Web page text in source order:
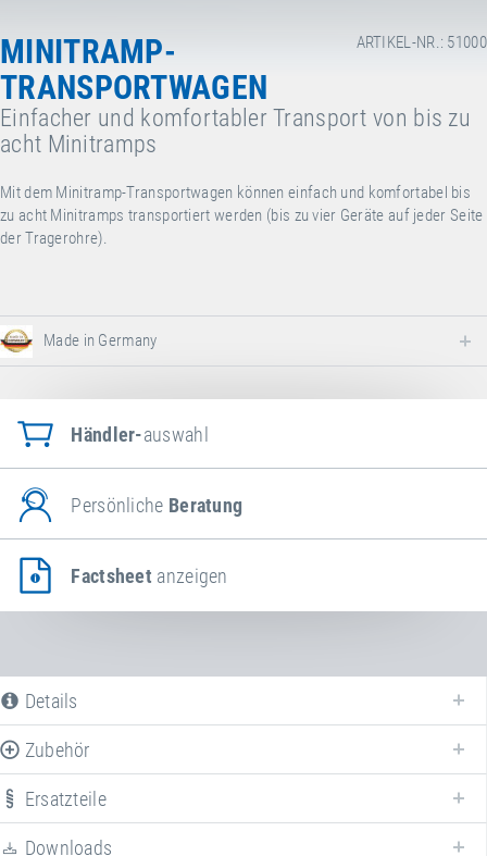
ARTIKEL-NR.: 51000
MINITRAMP-
TRANSPORTWAGEN
Einfacher und komfortabler Transport von bis zu
acht Minitramps
Mit dem Minitramp-Transportwagen können einfach und komfortabel bis
zu acht Minitramps transportiert werden (bis zu vier Geräte auf jeder Seite
der Tragerohre).
Made in Germany
Händler-auswahl
Persönliche Beratung
Factsheet anzeigen
Details
Zubehör
Ersatzteile
Downloads